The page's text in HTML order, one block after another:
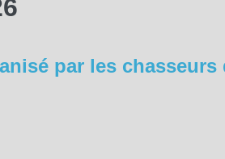
par les chasseurs